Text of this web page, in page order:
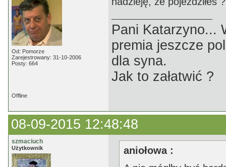
Od: Pomorze
Zarejestrowany: 31-10-2006
Posty: 664
Pani Katarzyno...
premia jeszcze
dla syna.
Jak to załatwić ?
Offline
08-09-2015 12:48:48
szmaciuch
Użytkownik
aniołowa :